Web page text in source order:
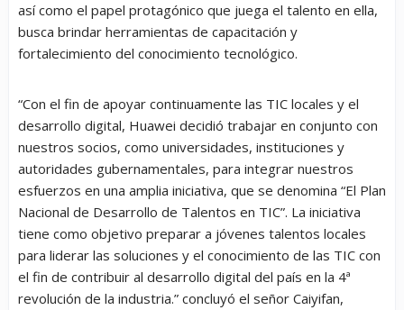
así como el papel protagónico que juega el talento en ella,
busca brindar herramientas de capacitación y
fortalecimiento del conocimiento tecnológico.
“Con el fin de apoyar continuamente las TIC locales y el
desarrollo digital, Huawei decidió trabajar en conjunto con
nuestros socios, como universidades, instituciones y
autoridades gubernamentales, para integrar nuestros
esfuerzos en una amplia iniciativa, que se denomina “El Plan
Nacional de Desarrollo de Talentos en TIC”. La iniciativa
tiene como objetivo preparar a jóvenes talentos locales
para liderar las soluciones y el conocimiento de las TIC con
el fin de contribuir al desarrollo digital del país en la 4ª
revolución de la industria.” concluyó el señor Caiyifan,